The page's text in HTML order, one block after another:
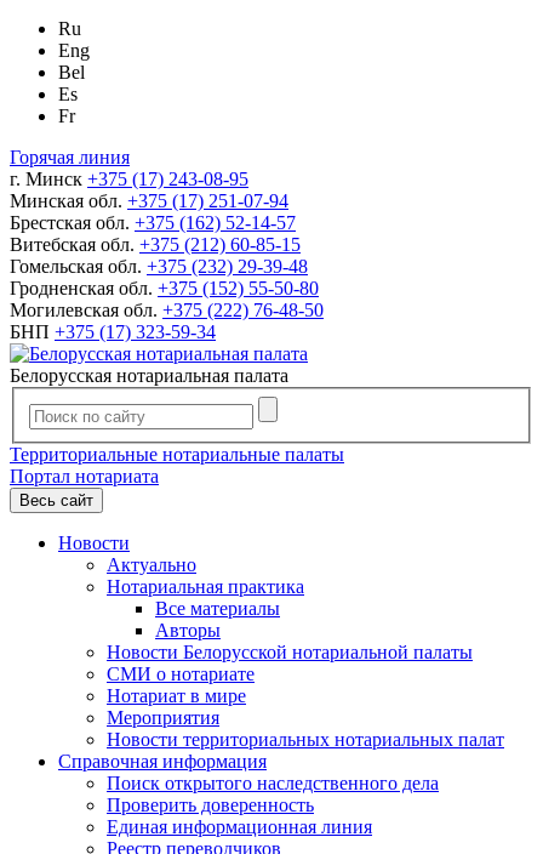
Ru
Eng
Bel
Es
Fr
Горячая линия
г. Минск +375 (17) 243-08-95
Минская обл. +375 (17) 251-07-94
Брестская обл. +375 (162) 52-14-57
Витебская обл. +375 (212) 60-85-15
Гомельская обл. +375 (232) 29-39-48
Гродненская обл. +375 (152) 55-50-80
Могилевская обл. +375 (222) 76-48-50
БНП +375 (17) 323-59-34
Белорусская нотариальная палата
Территориальные нотариальные палаты
Портал нотариата
Весь сайт
Новости
Актуально
Нотариальная практика
Все материалы
Авторы
Новости Белорусской нотариальной палаты
СМИ о нотариате
Нотариат в мире
Мероприятия
Новости территориальных нотариальных палат
Справочная информация
Поиск открытого наследственного дела
Проверить доверенность
Единая информационная линия
Реестр переводчиков